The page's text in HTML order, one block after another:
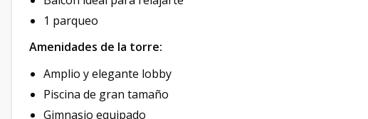
1 parqueo
Amenidades de la torre:
Amplio y elegante lobby
Piscina de gran tamaño
Gimnasio equipado